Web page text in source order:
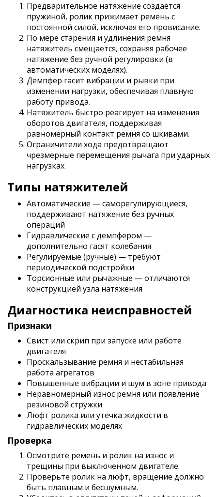
Предварительное натяжение создаётся
пружиной, ролик прижимает ремень с
постоянной силой, исключая его провисание.
По мере старения и удлинения ремня
натяжитель смещается, сохраняя рабочее
натяжение без ручной регулировки (в
автоматических моделях).
Демпфер гасит вибрации и рывки при
изменении нагрузки, обеспечивая плавную
работу привода.
Натяжитель быстро реагирует на изменения
оборотов двигателя, поддерживая
равномерный контакт ремня со шкивами.
Ограничители хода предотвращают
чрезмерные перемещения рычага при ударных
нагрузках.
Типы натяжителей
Автоматические — саморегулирующиеся,
поддерживают натяжение без ручных
операций
Гидравлические с демпфером —
дополнительно гасят колебания
Регулируемые (ручные) — требуют
периодической подстройки
Торсионные или рычажные — отличаются
конструкцией узла натяжения
Диагностика неисправностей
Признаки
Свист или скрип при запуске или работе
двигателя
Проскальзывание ремня и нестабильная
работа агрегатов
Повышенные вибрации и шум в зоне привода
Неравномерный износ ремня или появление
резиновой стружки
Люфт ролика или утечка жидкости в
гидравлических моделях
Проверка
Осмотрите ремень и ролик на износ и
трещины при выключенном двигателе.
Проверьте ролик на люфт, вращение должно
быть плавным и бесшумным.